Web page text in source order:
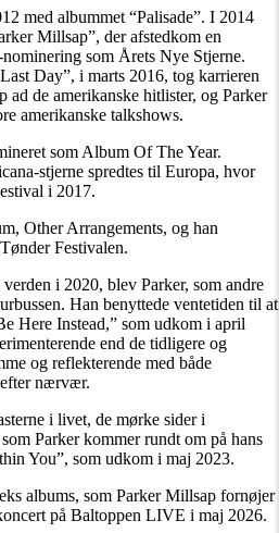
med albummet “Palisade”. I 2014
Millsap”, der afstedkom en
som Årets Nye Stjerne.
Day”, i marts 2016, tog karrieren
de amerikanske hitlister, og Parker
amerikanske talkshows.
som Album Of The Year.
stjerne spredtes til Europa, hvor
i 2017.
Other Arrangements, og han
Festivalen.
i 2020, blev Parker, som andre
Han benyttede ventetiden til at
Here Instead,” som udkom i april
end de tidligere og
og reflekterende med både
nærvær.
i livet, de mørke sider i
Parker kommer rundt om på hans
You”, som udkom i maj 2023.
albums, som Parker Millsap fornøjer
på Baltoppen LIVE i maj 2026.